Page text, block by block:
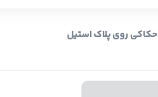
حکاکی روی پلاک استیل